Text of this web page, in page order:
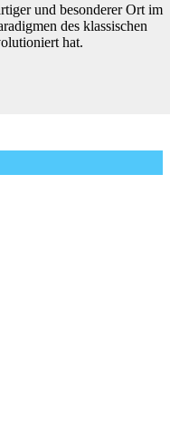
und besonderer Ort im
des klassischen
hat.